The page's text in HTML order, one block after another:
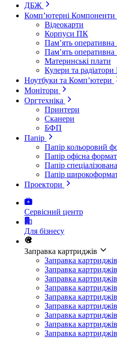
ДБЖ
Комп’ютерні Компоненти
Відеокарти
Корпуси ПК
Пам’ять оперативна
Пам’ять
Материнські плати
Кулери та
Ноутбуки та Комп’ютери
Монітори
Оргтехніка
Принтери
Сканери
БФП
Папір
Папір кольоровий
Папір офісна
Папір спеціалізована
Папір
Проектори
Сервісний центр
Для бізнесу
Заправка картриджів
Заправка
Заправка
Заправка
Заправка
Заправка
Заправка
Заправка
Заправка
Заправка